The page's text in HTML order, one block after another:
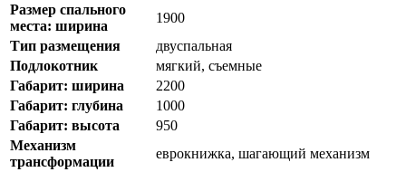
Размер спального
места: ширина
1900
Тип размещения
двуспальная
Подлокотник
мягкий, съемные
Габарит: ширина
2200
Габарит: глубина
1000
Габарит: высота
950
Механизм
трансформации
еврокнижка, шагающий механизм